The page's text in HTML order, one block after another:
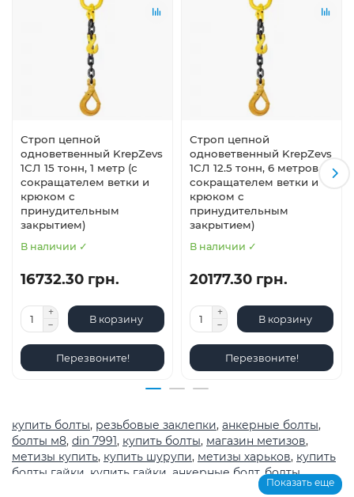
Строп цепной
одноветвенный KrepZevs
1СЛ 15 тонн, 1 метр (с
сокращателем ветки и
крюком с
принудительным
закрытием)
В наличии ✓
16732.30 грн.
В корзину
Перезвоните!
Строп цепной
одноветвенный KrepZevs
1СЛ 12.5 тонн, 6 метров (с
сокращателем ветки и
крюком с
принудительным
закрытием)
В наличии ✓
20177.30 грн.
В корзину
Перезвоните!
купить болты, резьбовые заклепки, анкерные болты,
болты м8, din 7991, купить болты, магазин метизов,
метизы купить, купить шурупи, метизы харьков, купить
болты гайки купить гайки анкерные болт,болты,
метрическая резьба с крупным шагом,магазин
Показать еще